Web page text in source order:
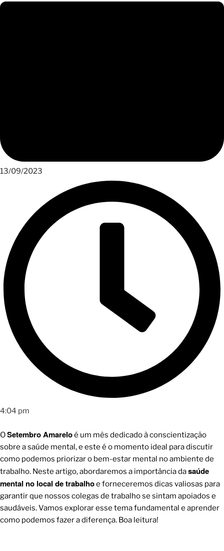
13/09/2023
4:04 pm
OSetembro Amareloé um mês dedicado à conscientização
sobre a saúde mental, e este é o momento ideal para discutir
como podemos priorizar o bem-estar mental no ambiente de
trabalho. Neste artigo, abordaremos a importância dasaúde
mental no local de trabalhoe forneceremos dicas valiosas para
garantir que nossos colegas de trabalho se sintam apoiados e
saudáveis. Vamos explorar esse tema fundamental e aprender
como podemos fazer a diferença. Boa leitura!